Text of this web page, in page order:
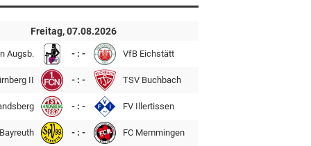
Freitag, 07.08.2026
Augsb. - : - VfB Eichstätt
II - : - TSV Buchbach
- : - FV Illertissen
- : - FC Memmingen